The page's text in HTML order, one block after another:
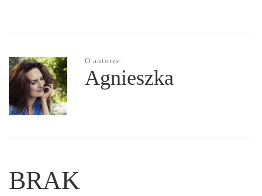
O autorze:
Agnieszka
BRAK